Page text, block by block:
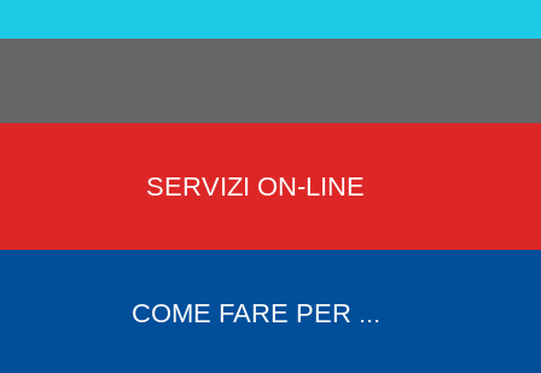
SERVIZI ON-LINE
COME FARE PER ...